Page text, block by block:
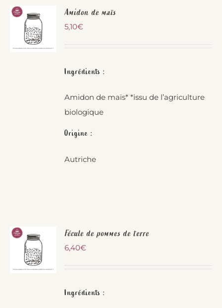
Amidon de maïs
5,10€
Ingrédients :
Amidon de maïs* *issu de l’agriculture
biologique
Origine :
Autriche
Fécule de pommes de terre
6,40€
Ingrédients :